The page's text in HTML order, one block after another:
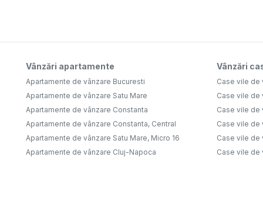
Vânzări apartamente
Apartamente de vânzare Bucuresti
Apartamente de vânzare Satu Mare
Apartamente de vânzare Constanta
Apartamente de vânzare Constanta, Central
Apartamente de vânzare Satu Mare, Micro 16
Apartamente de vânzare Cluj-Napoca
Vânzări
Case vile de
Case vile de
Case vile de
Case vile de
Case vile de
Case vile de